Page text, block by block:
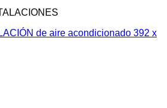
de aire acondicionado 392 x